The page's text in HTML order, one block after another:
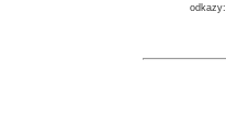
odkazy: